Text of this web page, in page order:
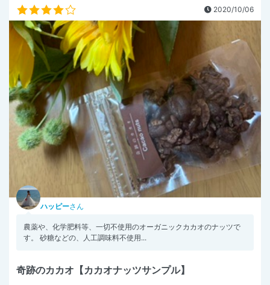
2020/10/06
ハッピーさん
農薬や、化学肥料等、一切不使用のオーガニックカカオのナッツで
す。 砂糖などの、人工調味料不使用...
奇跡のカカオ【カカオナッツサンプル】